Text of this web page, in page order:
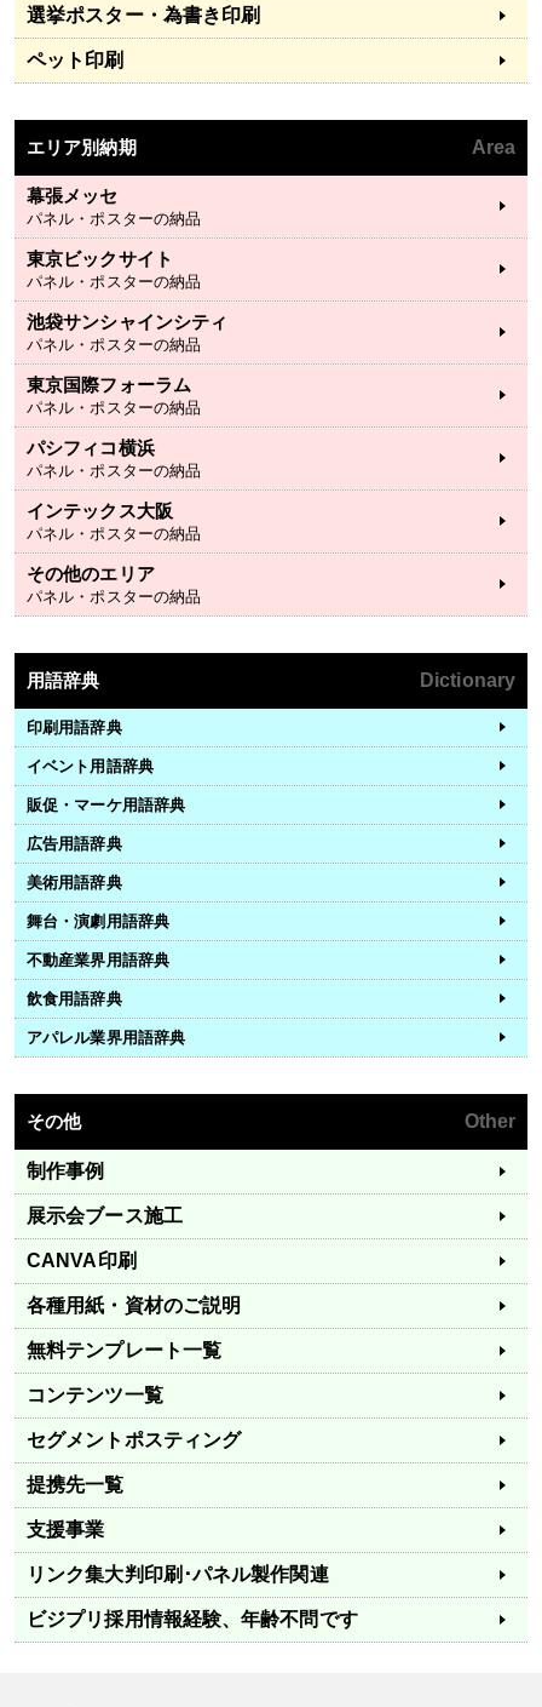
選挙ポスター・為書き印刷
ペット印刷
エリア別納期 Area
幕張メッセ
パネル・ポスターの納品
東京ビックサイト
パネル・ポスターの納品
池袋サンシャインシティ
パネル・ポスターの納品
東京国際フォーラム
パネル・ポスターの納品
パシフィコ横浜
パネル・ポスターの納品
インテックス大阪
パネル・ポスターの納品
その他のエリア
パネル・ポスターの納品
用語辞典 Dictionary
印刷用語辞典
イベント用語辞典
販促・マーケ用語辞典
広告用語辞典
美術用語辞典
舞台・演劇用語辞典
不動産業界用語辞典
飲食用語辞典
アパレル業界用語辞典
その他 Other
制作事例
展示会ブース施工
CANVA印刷
各種用紙・資材のご説明
無料テンプレート一覧
コンテンツ一覧
セグメントポスティング
提携先一覧
支援事業
リンク集大判印刷･パネル製作関連
ビジプリ採用情報経験、年齢不問です